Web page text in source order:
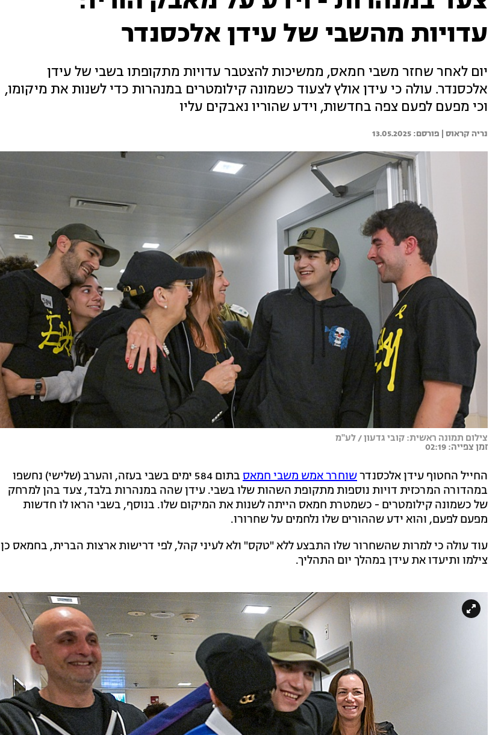
עדויות מהשבי של עידן אלכסנדר
יום לאחר שחזר משבי חמאס, ממשיכות להצטבר עדויות מתקופתו בשבי של עידן
אלכסנדר. עולה כי עידן אולץ לצעוד כשמונה קילומטרים במנהרות כדי לשנות את מיקומו,
וכי מפעם לפעם צפה בחדשות, וידע שהוריו נאבקים עליו
נריה קראוס | 13.05.2025
צילום תמונה ראשית: קובי גדעון / לע"מ
זמן צפייה: 02:19
החייל החטוף עידן אלכסנדרשוחרר אמש משבי חמאס
בתום 584 ימים בשבי בעזה, והערב (שלישי) נחשפו
במהדורה המרכזית דויות נוספות מתקופת השהות שלו בשבי. עידן שהה במנהרות בלבד, צעד בהן למרחק
של כשמונה קילומטרים - כשמטרת חמאס הייתה לשנות את המיקום שלו. בנוסף, בשבי הראו לו חדשות
מפעם לפעם, והוא ידע שההורים שלו נלחמים על שחרורו.
עוד עולה כי למרות שהשחרור שלו התבצע ללא "טקס" ולא לעיני קהל, לפי דרישות ארצות הברית, בחמאס כן
צילמו ותיעדו את עידן במהלך יום התהליך.